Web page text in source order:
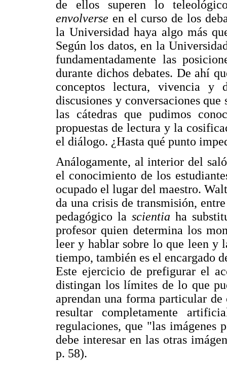
de ellos superen lo
envolverse en el curso de los
la Universidad haya algo más
Según los datos, en la
fundamentadamente las
durante dichos debates. De ahí
conceptos lectura, vivencia y
discusiones y conversaciones
las cátedras que pudimos
propuestas de lectura y la
el diálogo. ¿Hasta qué punto
Análogamente, al interior del
el conocimiento de los
ocupado el lugar del maestro.
da una crisis de transmisión,
pedagógico lascientiaha
profesor quien determina los
leer y hablar sobre lo que leen y
tiempo, también es el encargado
Este ejercicio de prefigurar el
distingan los límites de lo que
aprendan una forma particular
resultar completamente
regulaciones, que "las imágenes
debe interesar en las otras
p. 58).